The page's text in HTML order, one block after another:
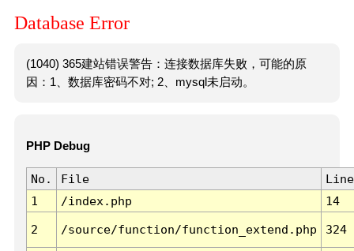
Database Error
(1040) 365建站错误警告：连接数据库失败，可能的原
因：1、数据库密码不对; 2、mysql未启动。
PHP Debug
No. File
Line
1
/index.php 14
2 /source/function/function_extend.php 324